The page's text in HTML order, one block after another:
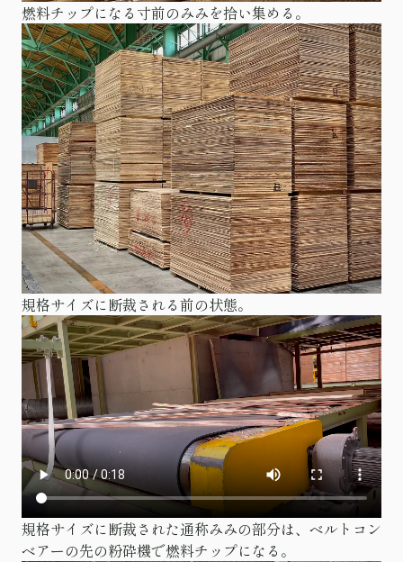
燃料チップになる寸前のみみを拾い集める。
規格サイズに断裁される前の状態。
規格サイズに断裁された通称みみの部分は、ベルトコン
ベアーの先の粉砕機で燃料チップになる。